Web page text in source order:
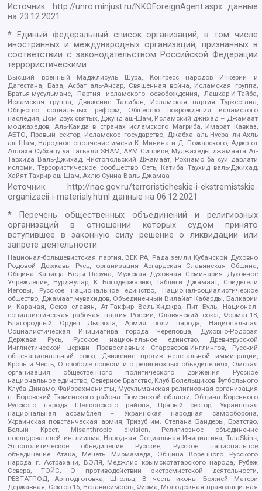
Источник: http://unro.minjust.ru/NKOForeignAgent.aspxданные
на23.12.2021
* Единый федеральный список организаций, в том числе
иностранных и международных организаций, признанных в
соответствии с законодательством Российской Федерации
террористическими:
Высший военный Маджлисуль Шура, Конгресс народов Ичкерии и
Дагестана, База, Асбат аль-Ансар, Священная война, Исламская группа,
Братья-мусульмане, Партия исламского освобождения, Лашкар-И-Тайба,
Исламская группа, Движение Талибан, Исламская партия Туркестана,
Общество социальных реформ, Общество возрождения исламского
наследия, Дом двух святых, Джунд аш-Шам, Исламский джихад – Джамаат
моджахедов, Аль-Каида в странах исламского Магриба, Имарат Кавказ,
АБТО, Правый сектор, Исламское государство, Джабха аль-Нусра ли-Ахль
аш-Шам, Народное ополчение имени К. Минина и Д. Пожарского, Аджр от
Аллаха Субхану уа Тагьаля SHAM, АУМ Синрике, Муджахеды джамаата Ат-
Тавхида Валь-Джихад, Чистопольский Джамаат, Рохнамо ба суи давлати
исломи, Террористическое сообщество Сеть, Катиба Таухид валь-Джихад,
Хайят Тахрир аш-Шам, Ахлю Сунна Валь Джамаа
Источник:
http://nac.gov.ru/terroristicheskie-i-ekstremistskie-
organizacii-i-materialy.html данные на06.12.2021
* Перечень общественных объединений и религиозных
организаций в отношении которых судом принято
вступившее в законную силу решение о ликвидации или
запрете деятельности:
Национал-большевистская партия, ВЕК РА, Рада земли Кубанской Духовно
Родовой Державы Русь, организация Асгардская Славянская Община,
Община Капища Веды Перуна, Мужская Духовная Семинария Духовное
Учреждение, Нурджулар, К Богодержавию, Таблиги Джамаат, Свидетели
Иеговы, Русское национальное единство, Национал-социалистическое
общество, Джамаат мувахидов, Объединенный Вилайат Кабарды, Балкарии
и Карачая, Союз славян, Ат-Такфир Валь-Хиджра, Пит Буль, Национал-
социалистическая рабочая партия России, Славянский союз, Формат-18,
Благородный Орден Дьявола, Армия воли народа, Национальная
Социалистическая Инициатива города Череповца, Духовно-Родовая
Держава Русь, Русское национальное единство, Древнерусской
Инглистической церкви Православных Староверов-Инглингов, Русский
общенациональный союз, Движение против нелегальной иммиграции,
Кровь и Честь, О свободе совести и о религиозных объединениях, Омская
организация общественного политического движения Русское
национальное единство, Северное Братство, Клуб Болельщиков Футбольного
Клуба Динамо, Файзрахманисты, Мусульманская религиозная организация
п. Боровский Тюменского района Тюменской области, Община Коренного
Русского народа Щелковского района, Правый сектор, Украинская
национальная ассамблея – Украинская народная самооборона,
Украинская повстанческая армия, Тризуб им. Степана Бандеры, Братство,
Белый Крест, Misanthropic division, Религиозное объединение
последователей инглиизма, Народная Социальная Инициатива, TulaSkins,
Этнополитическое объединение Русские, Русское национальное
объединение Атака, Мечеть Мирмамеда, Община Коренного Русского
народа г. Астрахани, ВОЛЯ, Меджлис крымскотатарского народа, Рубеж
Севера, ТОЙС, О противодействии экстремистской деятельности,
РЕВТАТПОД, Артподготовка, Штольц, В честь иконы Божией Матери
Державная, Сектор 16, Независимость, Фирма, Молодежная правозащитная